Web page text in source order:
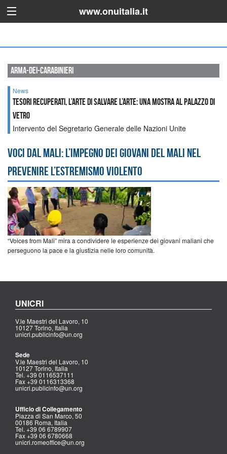
www.onuitalia.it
arma-dei-carabinieri
News
Tesori recuperati, l’arte di salvare l’arte: una mostra al Palazzo di
Vetro
Intervento del Segretario Generale delle Nazioni Unite
Voci dal Mali: l’impegno dei giovani del Mali nel
prevenire l’estremismo violento
“Voices from Mali” mira a condividere le esperienze dei giovani maliani che
perseguono la pace e la giustizia nelle loro comunità.
UNICRI
V.le Maestri del Lavoro, 10
10127 Torino, Italia
unicri.publicinfo@un.org
Sede
V.le Maestri del Lavoro, 10
10127 Torino, Italia
Tel. +39 0116537111
Fax +39 0116313368
unicri.publicinfo@un.org
Ufficio di Collegamento
Piazza di San Marco, 50
00186 Roma, Italia
Tel. +39 06 6789907
Fax +39 06 6780668
unicri.romeoffice@un.org